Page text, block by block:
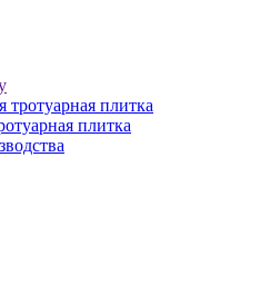
тротуарная плитка
плитка